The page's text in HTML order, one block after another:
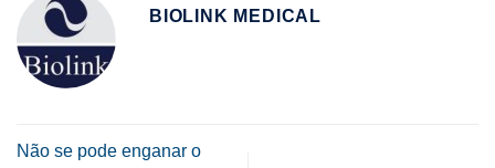
BIOLINK MEDICAL
Não se pode enganar o